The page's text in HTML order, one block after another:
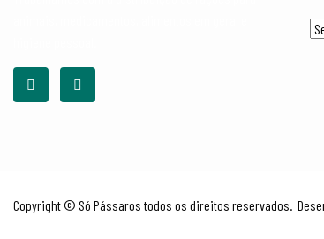
Copyright © Só Pássaros todos os direitos reservados.